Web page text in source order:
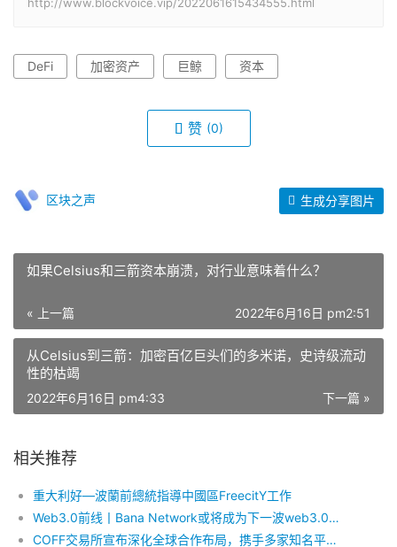
DeFi 加密资产 巨鲸 资本
赞 (0)
区块之声 生成分享图片
如果Celsius和三箭资本崩溃，对行业意味着什么？
« 上一篇 2022年6月16日 pm2:51
从Celsius到三箭：加密百亿巨头们的多米诺，史诗级流动
性的枯竭
下一篇 »
2022年6月16日 pm4:33
相关推荐
重大利好—波蘭前總統指導中國區FreecitY工作
Web3.0前线丨Bana Network或将成为下一波web3.0浪潮中爆发新宠？
COFF交易所宣布深化全球合作布局，携手多家知名平台共建数字资产生态